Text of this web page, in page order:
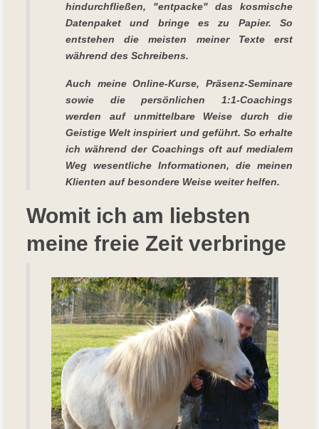
hindurchfließen, "entpacke" das kosmische
Datenpaket und bringe es zu Papier. So
entstehen die meisten meiner Texte erst
während des Schreibens.
Auch meine Online-Kurse, Präsenz-Seminare
sowie die persönlichen 1:1-Coachings
werden auf unmittelbare Weise durch die
Geistige Welt inspiriert und geführt. So erhalte
ich während der Coachings oft auf medialem
Weg wesentliche Informationen, die meinen
Klienten auf besondere Weise weiter helfen.
Womit ich am liebsten
meine freie Zeit verbringe